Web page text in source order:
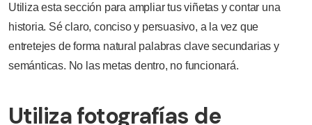
Utiliza esta sección para ampliar tus viñetas y contar una
historia. Sé claro, conciso y persuasivo, a la vez que
entretejes de forma natural palabras clave secundarias y
semánticas. No las metas dentro, no funcionará.
Utiliza fotografías de